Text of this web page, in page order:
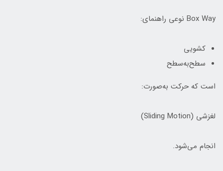
Box Way نوعی راهنمای:
کشویی
سطح‌به‌سطح
است که حرکت به‌صورت:
لغزشی (Sliding Motion)
انجام می‌شود.